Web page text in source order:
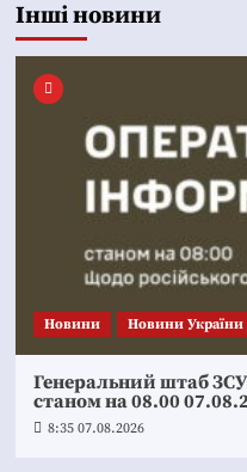
Інші новини
Новини Новини України
Генеральний штаб
станом на 08.00
8:35 07.08.2026